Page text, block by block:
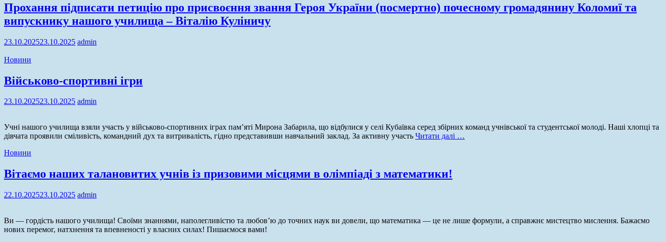
Прохання підписати петицію про присвоєння звання Героя України (посмертно) почесному громадянину Коломиї та
випускнику нашого училища – Віталію Куліничу
23.10.202523.10.2025 admin
Новини
Військово-спортивні ігри
23.10.202523.10.2025 admin
Учні нашого училища взяли участь у військово-спортивних іграх пам’яті Мирона Забарила, що відбулися у селі Кубаївка серед збірних команд учнівської та студентської молоді. Наші хлопці та
дівчата проявили сміливість, командний дух та витривалість, гідно представивши навчальний заклад. За активну участь Читати далі …
Новини
Вітаємо наших талановитих учнів із призовими місцями в олімпіаді з математики!
22.10.202523.10.2025 admin
Ви — гордість нашого училища! Своїми знаннями, наполегливістю та любов’ю до точних наук ви довели, що математика — це не лише формули, а справжнє мистецтво мислення. Бажаємо
нових перемог, натхнення та впевненості у власних силах! Пишаємося вами!